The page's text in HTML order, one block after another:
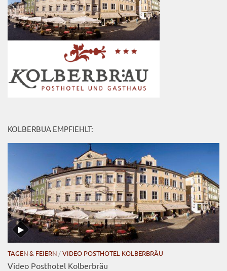
KOLBERBUA EMPFIEHLT:
TAGEN & FEIERN /VIDEO POSTHOTEL KOLBERBRÄU
Video Posthotel Kolberbräu